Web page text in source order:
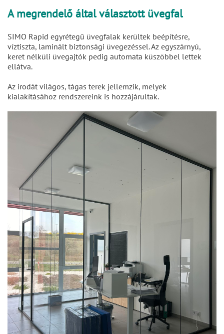
A megrendelő által választott üvegfal
SIMO Rapid egyrétegű üvegfalak kerültek beépítésre,
víztiszta, laminált biztonsági üvegezéssel. Az egyszárnyú,
keret nélküli üvegajtók pedig automata küszöbbel lettek
ellátva.
Az irodát világos, tágas terek jellemzik, melyek
kialakításához rendszereink is hozzájárultak.